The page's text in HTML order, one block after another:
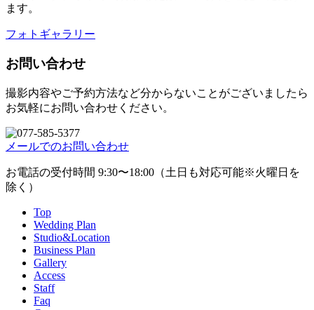
ます。
フォトギャラリー
お問い合わせ
撮影内容やご予約方法など分からないことがございましたら
お気軽にお問い合わせください。
メールでのお問い合わせ
お電話の受付時間 9:30〜18:00（土日も対応可能※火曜日を
除く）
Top
Wedding Plan
Studio&Location
Business Plan
Gallery
Access
Staff
Faq